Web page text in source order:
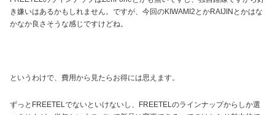
き嫌いはあるかもしれません。ですが、今回のKIWAMI2とかRAIJINとかはな
かなか良さそうな感じですけどね。
というわけで、費用から見たらお得には思えます。
ずっとFREETELでないといけないし、FREETELのラインナップからしか選